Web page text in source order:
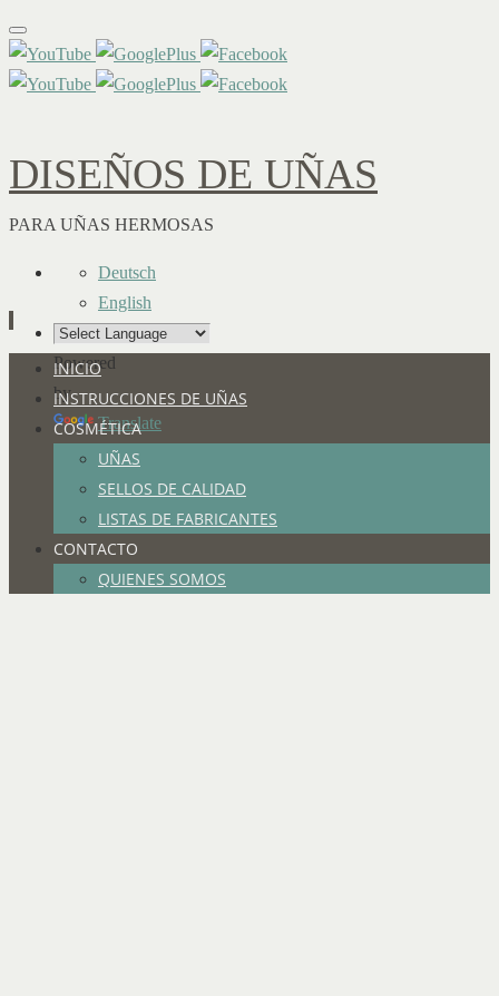
DISEÑOS DE UÑAS
PARA UÑAS HERMOSAS
Deutsch
English
Powered
by
Translate
contenido
INICIO
INSTRUCCIONES DE UÑAS
COSMÉTICA
UÑAS
SELLOS DE CALIDAD
LISTAS DE FABRICANTES
CONTACTO
QUIENES SOMOS